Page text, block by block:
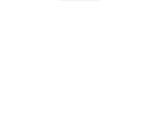
"写真の解説※任意]